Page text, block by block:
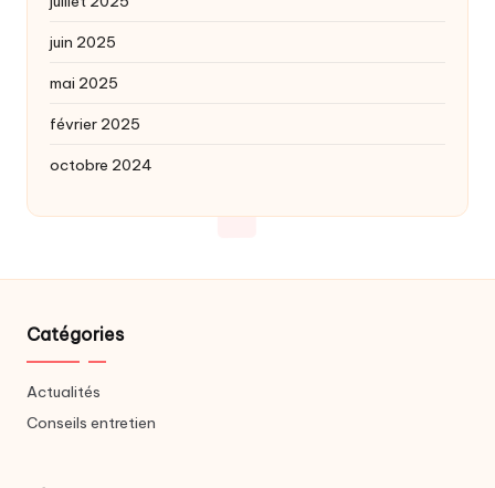
juin 2025
mai 2025
février 2025
octobre 2024
Catégories
Actualités
Conseils entretien